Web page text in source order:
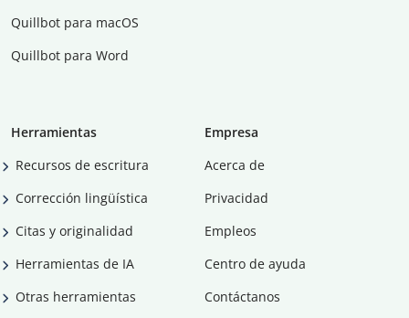
Quillbot para macOS
Quillbot para Word
Herramientas
Recursos de escritura
Corrección lingüística
Citas y originalidad
Herramientas de IA
Otras herramientas
Empresa
Acerca de
Privacidad
Empleos
Centro de ayuda
Contáctanos